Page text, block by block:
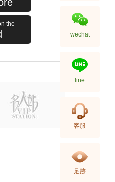
the
wechat
line
客服
足跡